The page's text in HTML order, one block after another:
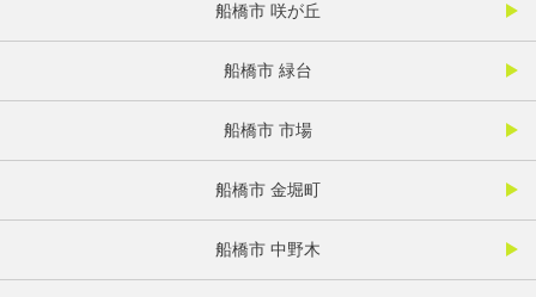
船橋市 咲が丘
船橋市 緑台
船橋市 市場
船橋市 金堀町
船橋市 中野木